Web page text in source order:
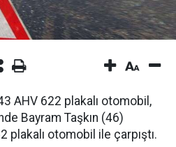
AHV 622 plakalı otomobil,
Bayram Taşkın (46)
plakalı otomobil ile çarpıştı.